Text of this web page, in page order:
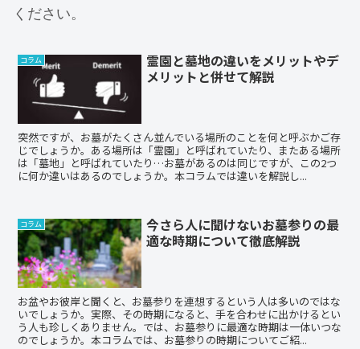
ください。
コラム
霊園と墓地の違いをメリットやデ
メリットと併せて解説
突然ですが、お墓がたくさん並んでいる場所のことを何と呼ぶかご存
じでしょうか。ある場所は「霊園」と呼ばれていたり、またある場所
は「墓地」と呼ばれていたり…お墓があるのは同じですが、この2つ
に何か違いはあるのでしょうか。本コラムでは違いを解説し...
コラム
今さら人に聞けないお墓参りの最
適な時期について徹底解説
お盆やお彼岸と聞くと、お墓参りを連想するという人は多いのではな
いでしょうか。実際、その時期になると、手を合わせに出かけるとい
う人も珍しくありません。では、お墓参りに最適な時期は一体いつな
のでしょうか。本コラムでは、お墓参りの時期についてご紹...